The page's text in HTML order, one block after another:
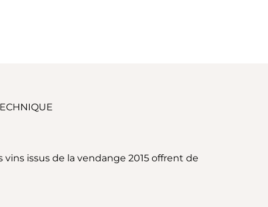
issus de la vendange 2015 offrent de